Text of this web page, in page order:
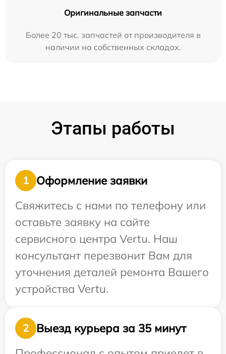
Оригинальные запчасти
Более 20 тыс. запчастей от производителя в
наличии на собственных складах.
Этапы работы
1
Оформление заявки
Свяжитесь с нами по телефону или
оставьте заявку на сайте
сервисного центра Vertu. Наш
консультант перезвонит Вам для
уточнения деталей ремонта Вашего
устройства Vertu.
2
Выезд курьера за 35 минут